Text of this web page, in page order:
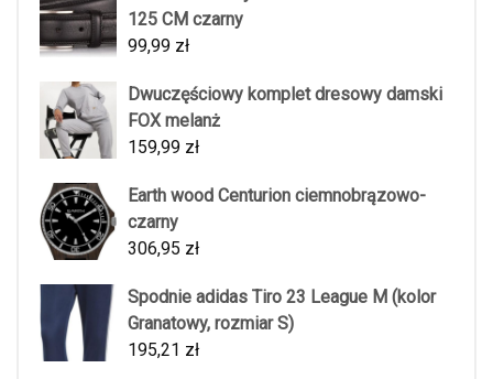
125 CM czarny
99,99 zł
Dwuczęściowy komplet dresowy damski
FOX melanż
159,99 zł
Earth wood Centurion ciemnobrązowo-
czarny
306,95 zł
Spodnie adidas Tiro 23 League M (kolor
Granatowy, rozmiar S)
195,21 zł